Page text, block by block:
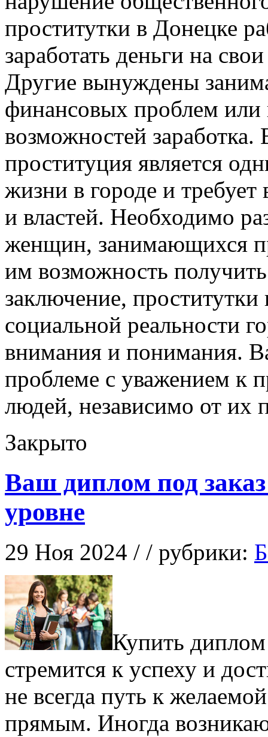
проститутки в Донецке
заработать деньги на
Другие вынуждены
финансовых проблем или
возможностей
проституция является
жизни в городе и
и властей. Необходимо
женщин, занимающихся
им возможность
заключение, проститутки
социальной реальности
внимания и понимания.
проблеме с уважением к
людей, независимо от их
Закрыто
Ваш диплом под
уровне
29 Ноя 2024 / / рубрики:
Купить
стремится к успеху и
не всегда путь к
прямым. Иногда